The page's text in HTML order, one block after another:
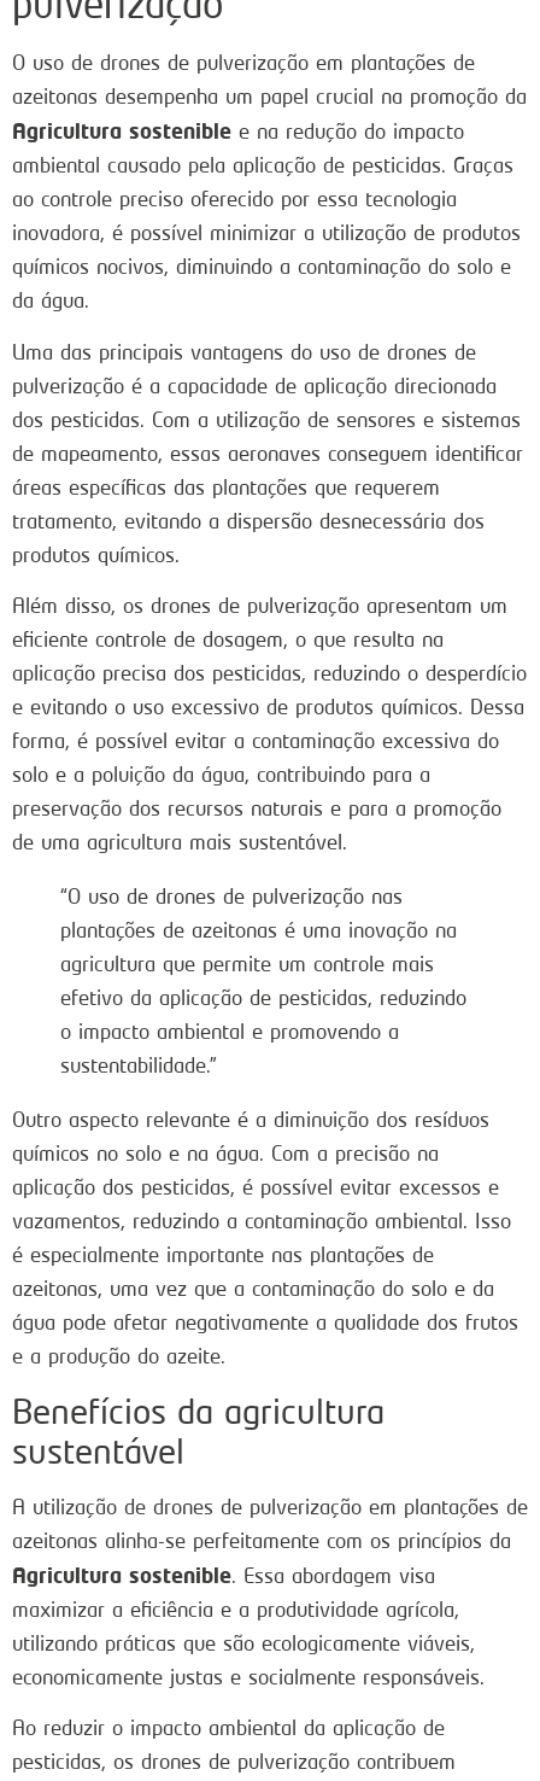
O uso de drones de pulverização em plantações de
azeitonas desempenha um papel crucial na promoção da
Agricultura sostenible e na redução do impacto
ambiental causado pela aplicação de pesticidas. Graças
ao controle preciso oferecido por essa tecnologia
inovadora, é possível minimizar a utilização de produtos
químicos nocivos, diminuindo a contaminação do solo e
da água.
Uma das principais vantagens do uso de drones de
pulverização é a capacidade de aplicação direcionada
dos pesticidas. Com a utilização de sensores e sistemas
de mapeamento, essas aeronaves conseguem identificar
áreas específicas das plantações que requerem
tratamento, evitando a dispersão desnecessária dos
produtos químicos.
Além disso, os drones de pulverização apresentam um
eficiente controle de dosagem, o que resulta na
aplicação precisa dos pesticidas, reduzindo o desperdício
e evitando o uso excessivo de produtos químicos. Dessa
forma, é possível evitar a contaminação excessiva do
solo e a poluição da água, contribuindo para a
preservação dos recursos naturais e para a promoção
de uma agricultura mais sustentável.
“O uso de drones de pulverização nas
plantações de azeitonas é uma inovação na
agricultura que permite um controle mais
efetivo da aplicação de pesticidas, reduzindo
o impacto ambiental e promovendo a
sustentabilidade.”
Outro aspecto relevante é a diminuição dos resíduos
químicos no solo e na água. Com a precisão na
aplicação dos pesticidas, é possível evitar excessos e
vazamentos, reduzindo a contaminação ambiental. Isso
é especialmente importante nas plantações de
azeitonas, uma vez que a contaminação do solo e da
água pode afetar negativamente a qualidade dos frutos
e a produção do azeite.
Benefícios da agricultura
sustentável
A utilização de drones de pulverização em plantações de
azeitonas alinha-se perfeitamente com os princípios da
Agricultura sostenible. Essa abordagem visa
maximizar a eficiência e a produtividade agrícola,
utilizando práticas que são ecologicamente viáveis,
economicamente justas e socialmente responsáveis.
Ao reduzir o impacto ambiental da aplicação de
pesticidas, os drones de pulverização contribuem